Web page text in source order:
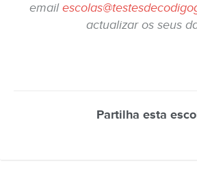
email
actualizar os seus
Partilha esta